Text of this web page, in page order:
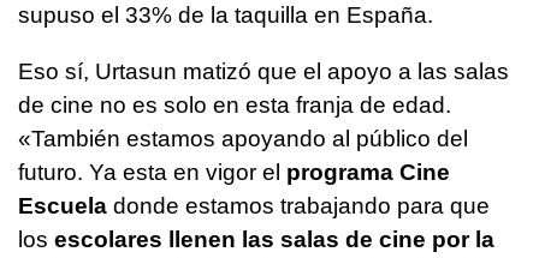
supuso el 33% de la taquilla en España.
Eso sí, Urtasun matizó que el apoyo a las salas
de cine no es solo en esta franja de edad.
«También estamos apoyando al público del
futuro. Ya esta en vigor el programa Cine
Escuela donde estamos trabajando para que
los escolares llenen las salas de cine por la